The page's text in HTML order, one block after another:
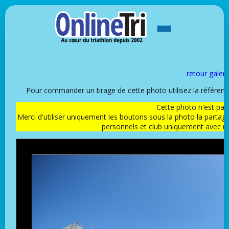
retour
Pour commander un tirage de cette photo utilisez la
Cette photo n'est
Merci d'utiliser uniquement les boutons sous la photo la
personnels et club uniquement avec